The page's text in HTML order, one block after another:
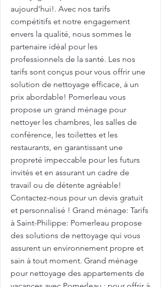
aujourd'hui!. Avec nos tarifs
compétitifs et notre engagement
envers la qualité, nous sommes le
partenaire idéal pour les
professionnels de la santé. Les nos
tarifs sont conçus pour vous offrir une
solution de nettoyage efficace, à un
prix abordable! Pomerleau vous
propose un grand ménage pour
nettoyer les chambres, les salles de
conférence, les toilettes et les
restaurants, en garantissant une
propreté impeccable pour les futurs
invités et en assurant un cadre de
travail ou de détente agréable!
Contactez-nous pour un devis gratuit
et personnalisé ! Grand ménage: Tarifs
à Saint-Philippe: Pomerleau propose
des solutions de nettoyage qui vous
assurent un environnement propre et
sain à tout moment. Grand ménage
pour nettoyage des appartements de